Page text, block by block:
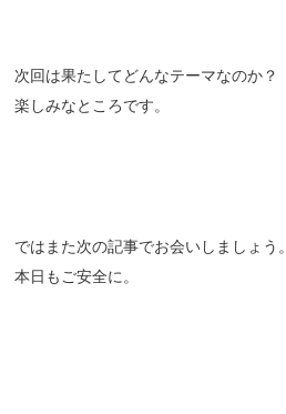
次回は果たしてどんなテーマなのか？
楽しみなところです。
ではまた次の記事でお会いしましょう。
本日もご安全に。